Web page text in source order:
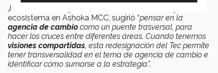
José Roberto Mejía, coordinador de territorios y
ecosistema en Ashoka MCC, sugirió “pensar en la
agencia de cambio como un puente trasversal, para
hacer los cruces entre diferentes áreas. Cuando tenemos
visiones compartidas, esta redesignación del Tec permite
tener transversalidad en el tema de agencia de cambio e
identificar cómo sumarse a la estrategia”.